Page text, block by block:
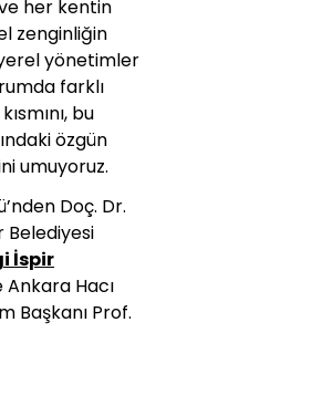
her kentin
zenginliğin
yönetimler
farklı
bu
özgün
umuyoruz.
Doç. Dr.
Belediyesi
İspir
Ankara Hacı
Başkanı Prof.